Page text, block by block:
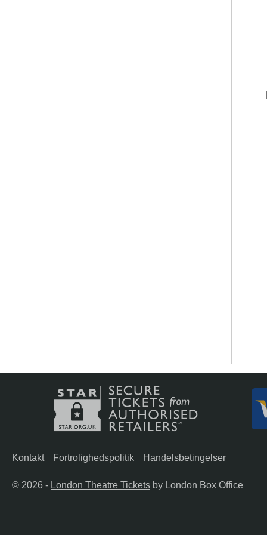
Kontakt Fortrolighedspolitik Handelsbetingelser
© 2026 - London Theatre Tickets by London Box Office